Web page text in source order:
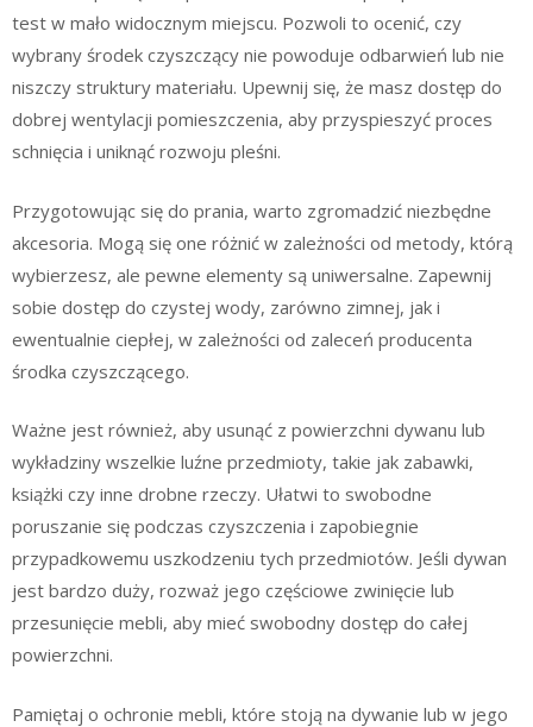
test w mało widocznym miejscu. Pozwoli to ocenić, czy
wybrany środek czyszczący nie powoduje odbarwień lub nie
niszczy struktury materiału. Upewnij się, że masz dostęp do
dobrej wentylacji pomieszczenia, aby przyspieszyć proces
schnięcia i uniknąć rozwoju pleśni.
Przygotowując się do prania, warto zgromadzić niezbędne
akcesoria. Mogą się one różnić w zależności od metody, którą
wybierzesz, ale pewne elementy są uniwersalne. Zapewnij
sobie dostęp do czystej wody, zarówno zimnej, jak i
ewentualnie ciepłej, w zależności od zaleceń producenta
środka czyszczącego.
Ważne jest również, aby usunąć z powierzchni dywanu lub
wykładziny wszelkie luźne przedmioty, takie jak zabawki,
książki czy inne drobne rzeczy. Ułatwi to swobodne
poruszanie się podczas czyszczenia i zapobiegnie
przypadkowemu uszkodzeniu tych przedmiotów. Jeśli dywan
jest bardzo duży, rozważ jego częściowe zwinięcie lub
przesunięcie mebli, aby mieć swobodny dostęp do całej
powierzchni.
Pamiętaj o ochronie mebli, które stoją na dywanie lub w jego